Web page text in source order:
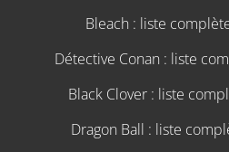
Bleach : liste
Détective Conan : liste
Black Clover : liste
Dragon Ball : liste